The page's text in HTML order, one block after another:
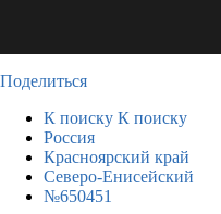
Поделиться
К поиску К поиску
Россия
Красноярский край
Северо-Енисейский
№650451